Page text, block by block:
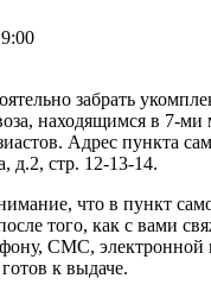
забрать
находящимся в 7-ми
Адрес пункта
д.2, стр. 12-13-14.
что в пункт
того, как с вами
СМС, электронной
к выдаче.